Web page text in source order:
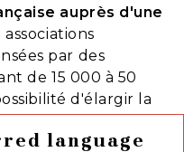
language
auprès d'une
associations
par des
de 15 000 à 50
d'élargir la
initiatives